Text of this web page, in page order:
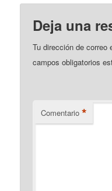
Deja una
Tu dirección de correo
campos obligatorios
Comentario *